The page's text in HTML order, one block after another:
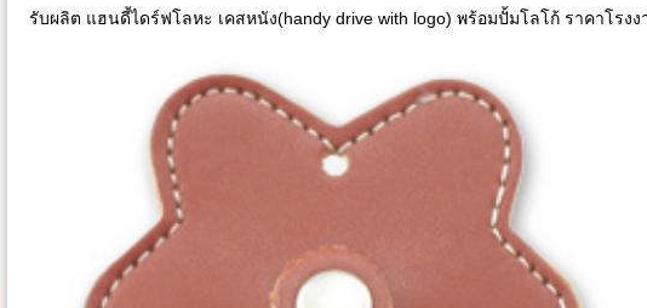
รับผลิต แฮนดี้ไดร์ฟโลหะ เคสหนัง(handy drive with logo) พร้อมปั้มโลโก้ ราคาโรงง